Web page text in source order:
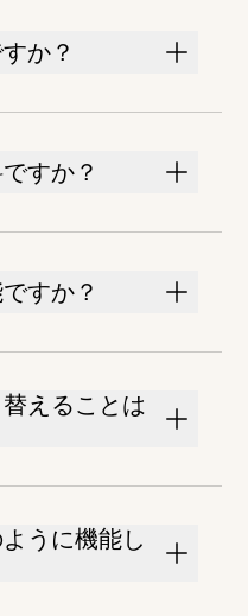
か？
すか？
すか？
えることは
うに機能し